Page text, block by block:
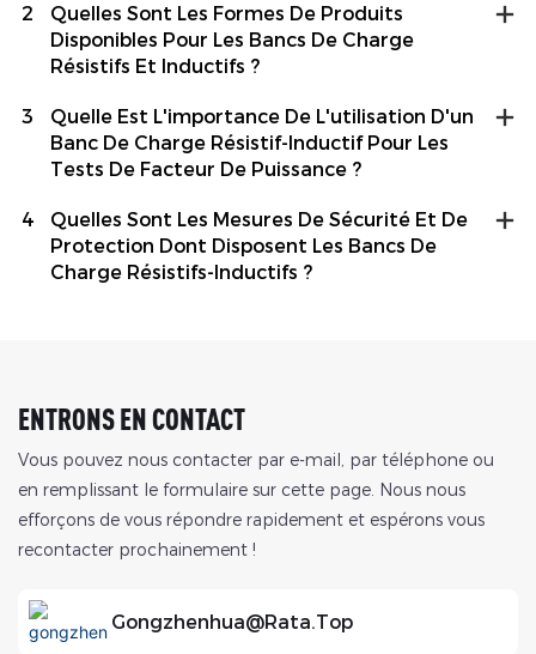
2
Quelles Sont Les Formes De Produits
Disponibles Pour Les Bancs De Charge
Résistifs Et Inductifs ?
3
Quelle Est L'importance De L'utilisation D'un
Banc De Charge Résistif-Inductif Pour Les
Tests De Facteur De Puissance ?
4
Quelles Sont Les Mesures De Sécurité Et De
Protection Dont Disposent Les Bancs De
Charge Résistifs-Inductifs ?
ENTRONS EN CONTACT
Vous pouvez nous contacter par e-mail, par téléphone ou
en remplissant le formulaire sur cette page. Nous nous
efforçons de vous répondre rapidement et espérons vous
recontacter prochainement !
Gongzhenhua@rata.top